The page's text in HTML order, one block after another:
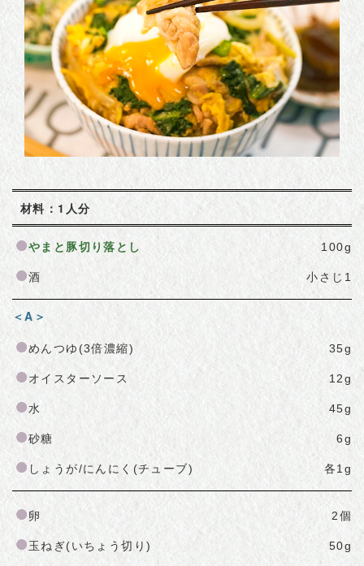
材料：1人分
やまと豚切り落とし 100g
酒 小さじ1
＜A＞
めんつゆ(3倍濃縮) 35g
オイスターソース 12g
水 45g
砂糖 6g
しょうが/にんにく(チューブ) 各1g
卵 2個
玉ねぎ(いちょう切り) 50g